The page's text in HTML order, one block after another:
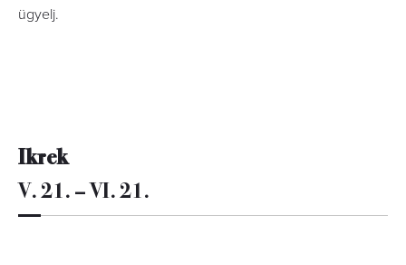
ügyelj.
Ikrek
V. 21. – VI. 21.